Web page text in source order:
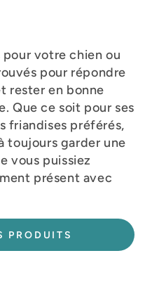
pour votre chien ou
pour répondre
rester en bonne
Que ce soit pour ses
friandises préférés,
toujours garder une
vous puissiez
présent avec
PRODUITS